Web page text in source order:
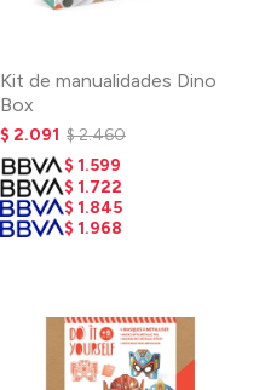
Kit de manualidades Dino
Box
$ 2.091 $2.460
$ 1.599
$ 1.722
$ 1.845
$ 1.968